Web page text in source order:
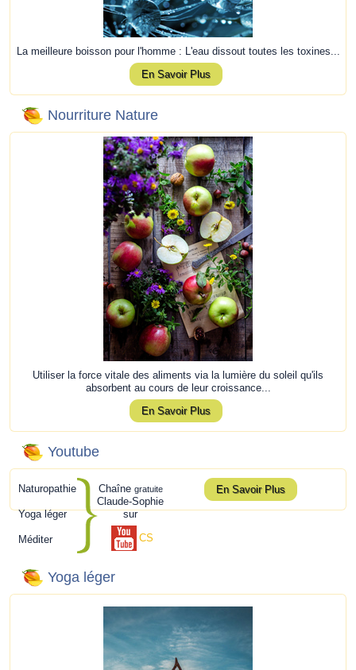
La meilleure boisson pour l'homme : L'eau dissout toutes les toxines...
En Savoir Plus
Nourriture Nature
Utiliser la force vitale des aliments via la lumière du soleil qu'ils
absorbent au cours de leur croissance...
En Savoir Plus
Youtube
Naturopathie
Yoga léger
Méditer
Chaîne gratuite
Claude-Sophie
sur
CS
En Savoir Plus
Yoga léger